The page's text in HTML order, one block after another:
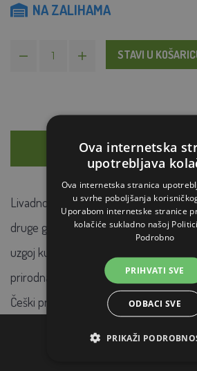
NA ZALIHAMA
STAVI U
Livadno sijeno - stelja i hrana za
druge glodavce. Sijeno je jedan od
uzgoj kunića, zamoraca i drugih
prirodna je stelja i prikladan dodatak
Češki proizvođač.
Ova internetska
upotrebljava
Ova internetska stranica
u svrhe poboljšanja
Uporabom internetske stranice
kolačiće sukladno našoj
Podrobno
PRIHVATI SVE
ODBACI SVE
PRIKAŽI